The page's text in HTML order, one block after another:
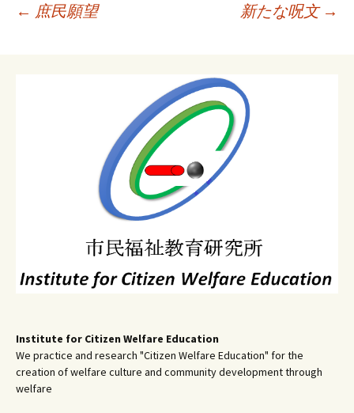
← 庶民願望 新たな呪文 →
Institute for Citizen Welfare Education
We practice and research "Citizen Welfare Education" for the
creation of welfare culture and community development through
welfare